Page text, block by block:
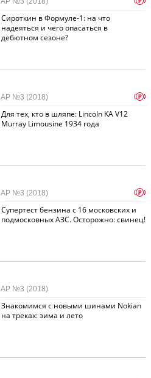
Сироткин в Формуле-1: на что
надеяться и чего опасаться в
дебютном сезоне?
Для тех, кто в шляпе: Lincoln KA V12
Murray Limousine 1934 года
АР №3 (2018) p
Супертест бензина с 16 московских и
подмосковных АЗС. Осторожно: свинец!
АР №3 (2018) p
Знакомимся с новыми шинами Nokian
на треках: зима и лето
АР №3 (2018)